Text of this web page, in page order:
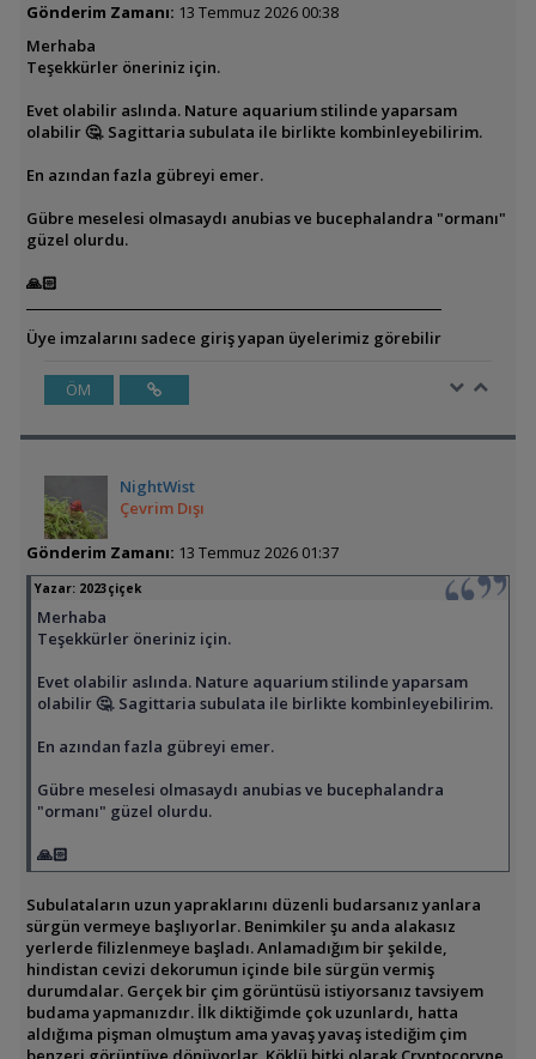
Gönderim Zamanı: 13 Temmuz 2026 00:38
Merhaba
Teşekkürler öneriniz için.
Evet olabilir aslında. Nature aquarium stilinde yaparsam
olabilir 🤔. Sagittaria subulata ile birlikte kombinleyebilirim.
En azından fazla gübreyi emer.
Gübre meselesi olmasaydı anubias ve bucephalandra "ormanı"
güzel olurdu.
🙏🏻
Üye imzalarını sadece giriş yapan üyelerimiz görebilir
ÖM
NightWist
Çevrim Dışı
Gönderim Zamanı: 13 Temmuz 2026 01:37
Yazar: 2023çiçek
Merhaba
Teşekkürler öneriniz için.
Evet olabilir aslında. Nature aquarium stilinde yaparsam
olabilir 🤔. Sagittaria subulata ile birlikte kombinleyebilirim.
En azından fazla gübreyi emer.
Gübre meselesi olmasaydı anubias ve bucephalandra
"ormanı" güzel olurdu.
🙏🏻
Subulataların uzun yapraklarını düzenli budarsanız yanlara
sürgün vermeye başlıyorlar. Benimkiler şu anda alakasız
yerlerde filizlenmeye başladı. Anlamadığım bir şekilde,
hindistan cevizi dekorumun içinde bile sürgün vermiş
durumdalar. Gerçek bir çim görüntüsü istiyorsanız tavsiyem
budama yapmanızdır. İlk diktiğimde çok uzunlardı, hatta
aldığıma pişman olmuştum ama yavaş yavaş istediğim çim